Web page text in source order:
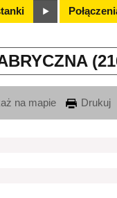
na mapie Drukuj